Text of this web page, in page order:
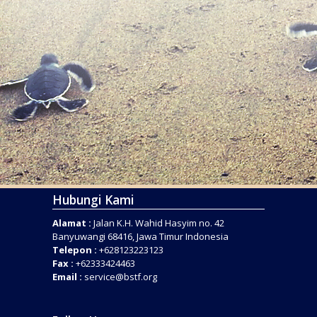
Hubungi Kami
Alamat : Jalan K.H. Wahid Hasyim no. 42
Banyuwangi 68416, Jawa Timur Indonesia
Telepon : +628123223123
Fax : +62333424463
Email : service@bstf.org